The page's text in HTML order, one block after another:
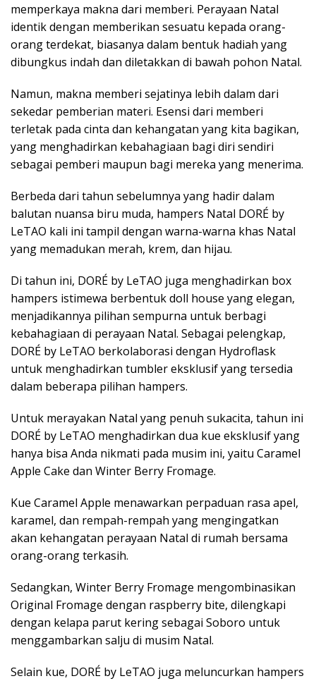
memperkaya makna dari memberi. Perayaan Natal
identik dengan memberikan sesuatu kepada orang-
orang terdekat, biasanya dalam bentuk hadiah yang
dibungkus indah dan diletakkan di bawah pohon Natal.
Namun, makna memberi sejatinya lebih dalam dari
sekedar pemberian materi. Esensi dari memberi
terletak pada cinta dan kehangatan yang kita bagikan,
yang menghadirkan kebahagiaan bagi diri sendiri
sebagai pemberi maupun bagi mereka yang menerima.
Berbeda dari tahun sebelumnya yang hadir dalam
balutan nuansa biru muda, hampers Natal DORÉ by
LeTAO kali ini tampil dengan warna-warna khas Natal
yang memadukan merah, krem, dan hijau.
Di tahun ini, DORÉ by LeTAO juga menghadirkan box
hampers istimewa berbentuk doll house yang elegan,
menjadikannya pilihan sempurna untuk berbagi
kebahagiaan di perayaan Natal. Sebagai pelengkap,
DORÉ by LeTAO berkolaborasi dengan Hydroflask
untuk menghadirkan tumbler eksklusif yang tersedia
dalam beberapa pilihan hampers.
Untuk merayakan Natal yang penuh sukacita, tahun ini
DORÉ by LeTAO menghadirkan dua kue eksklusif yang
hanya bisa Anda nikmati pada musim ini, yaitu Caramel
Apple Cake dan Winter Berry Fromage.
Kue Caramel Apple menawarkan perpaduan rasa apel,
karamel, dan rempah-rempah yang mengingatkan
akan kehangatan perayaan Natal di rumah bersama
orang-orang terkasih.
Sedangkan, Winter Berry Fromage mengombinasikan
Original Fromage dengan raspberry bite, dilengkapi
dengan kelapa parut kering sebagai Soboro untuk
menggambarkan salju di musim Natal.
Selain kue, DORÉ by LeTAO juga meluncurkan hampers